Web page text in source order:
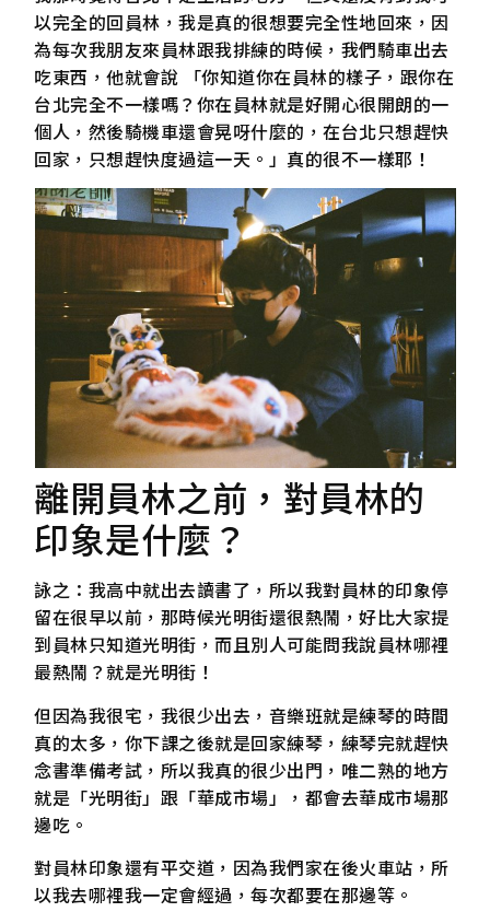
以完全的回員林，我是真的很想要完全性地回來，因
為每次我朋友來員林跟我排練的時候，我們騎車出去
吃東西，他就會說 「你知道你在員林的樣子，跟你在
台北完全不一樣嗎？你在員林就是好開心很開朗的一
個人，然後騎機車還會晃呀什麼的，在台北只想趕快
回家，只想趕快度過這一天。」真的很不一樣耶！
離開員林之前，對員林的
印象是什麼？
詠之：我高中就出去讀書了，所以我對員林的印象停
留在很早以前，那時候光明街還很熱鬧，好比大家提
到員林只知道光明街，而且別人可能問我說員林哪裡
最熱鬧？就是光明街！
但因為我很宅，我很少出去，音樂班就是練琴的時間
真的太多，你下課之後就是回家練琴，練琴完就趕快
念書準備考試，所以我真的很少出門，唯二熟的地方
就是「光明街」跟「華成市場」，都會去華成市場那
邊吃。
對員林印象還有平交道，因為我們家在後火車站，所
以我去哪裡我一定會經過，每次都要在那邊等。